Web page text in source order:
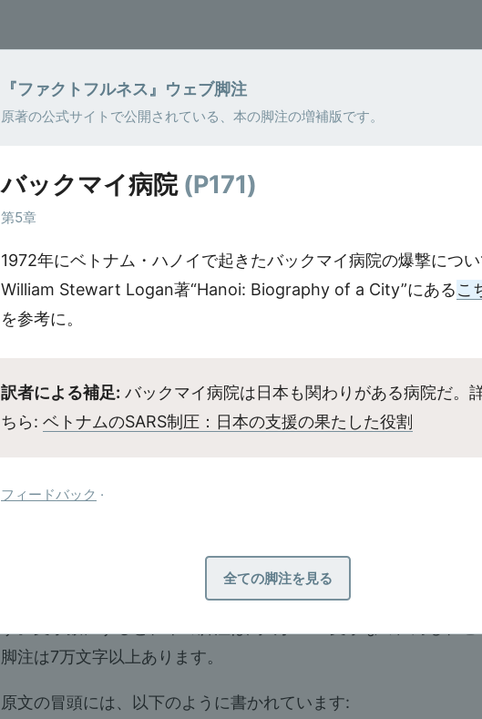
『ファクトフルネス』ウェブ脚注
原著の公式サイトで公開されている、本の脚注の増補版です。
バックマイ病院 (P171)
第5章
1972年にベトナム・ハノイで起きたバックマイ病院の爆撃につ
William Stewart Logan著“Hanoi: Biography of a City”にあるこ
を参考に。
訳者による補足: バックマイ病院は日本も関わりがある病院だ。
ちら: ベトナムのSARS制圧：日本の支援の果たした役割
フィードバック ·
全ての脚注を見る
『ファクトフルネス』
ウェブ脚注
の日本語訳です。
本のp353〜p373にも21ページの脚注がありますが、こちらは拡
脚注は7万文字以上あります。
原文の冒頭には、以下のように書かれています: